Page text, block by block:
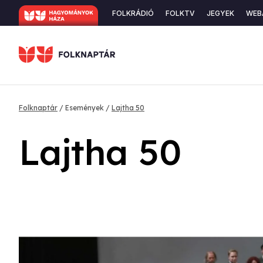
Ugrás
a
Secondary
FOLKRÁDIÓ FOLKTV JEGYEK
Morzsa
Folknaptár Események Lajtha 50
Lajtha 50